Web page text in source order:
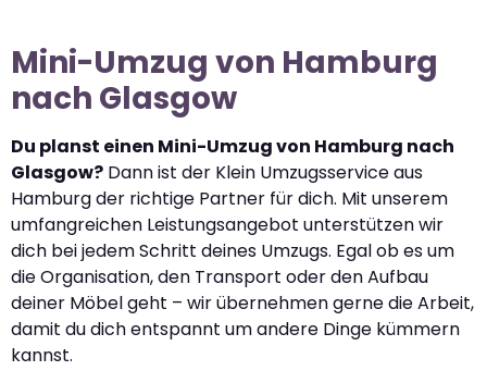
Mini-Umzug von Hamburg
nach Glasgow
Du planst einen Mini-Umzug von Hamburg nach
Glasgow? Dann ist der Klein Umzugsservice aus
Hamburg der richtige Partner für dich. Mit unserem
umfangreichen Leistungsangebot unterstützen wir
dich bei jedem Schritt deines Umzugs. Egal ob es um
die Organisation, den Transport oder den Aufbau
deiner Möbel geht – wir übernehmen gerne die Arbeit,
damit du dich entspannt um andere Dinge kümmern
kannst.